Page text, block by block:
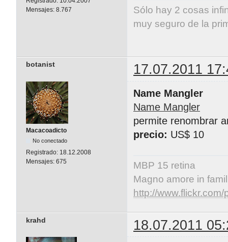
Mensajes: 8.767
Sólo hay 2 cosas
muy seguro de la
botanist 17.07.2011
Macacoadicto
No conectado
Registrado: 18.12.2008
Mensajes: 675
Name Mangler
Name Mangler
permite renombrar
precio: US$ 10
MBP 15 retina
Magno amore in
http://
krahd 18.07.2011